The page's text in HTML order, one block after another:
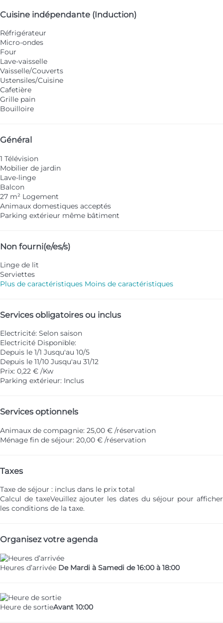
Cuisine indépendante (Induction)
Réfrigérateur
Micro-ondes
Four
Lave-vaisselle
Vaisselle/Couverts
Ustensiles/Cuisine
Cafetière
Grille pain
Bouilloire
Général
1 Télévision
Mobilier de jardin
Lave-linge
Balcon
27 m² Logement
Animaux domestiques acceptés
Parking extérieur même bâtiment
Non fourni(e/es/s)
Linge de lit
Serviettes
Plus de caractéristiques Moins de caractéristiques
Services obligatoires ou inclus
Electricité: Selon saison
Electricité Disponible:
Depuis le 1/1 Jusqu'au 10/5
Depuis le 11/10 Jusqu'au 31/12
Prix: 0,22 € /Kw
Parking extérieur: Inclus
Services optionnels
Animaux de compagnie: 25,00 € /réservation
Ménage fin de séjour: 20,00 € /réservation
Taxes
Taxe de séjour : inclus dans le prix total
Calcul de taxeVeuillez ajouter les dates du séjour pour afficher
les conditions de la taxe.
Organisez votre agenda
Heures d’arrivée De Mardi à Samedi de 16:00 à 18:00
Heure de sortieAvant 10:00